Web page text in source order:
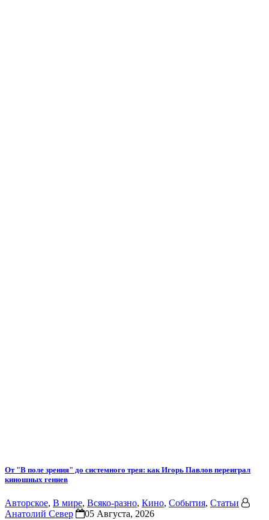
От "В поле зрения" до системного трея: как Игорь Павлов переиграл
киношных гениев
Авторское, В мире, Всяко-разно, Кино, События, Статьи
Анатолий Север
05 Августа, 2026